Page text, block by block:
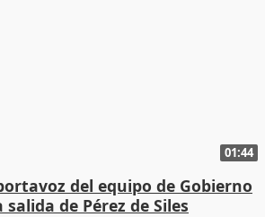
01:44
del equipo de Gobierno
de Pérez de Siles